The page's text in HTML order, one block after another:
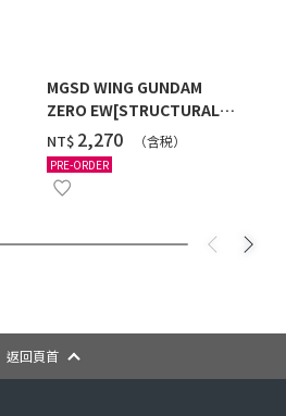
MGSD WING GUNDAM
ZERO EW[STRUCTURAL
COATING/BLACK] [2026年
12月發送]
NT$ ‌2,270 （含税）
PRE-ORDER
返回頁首